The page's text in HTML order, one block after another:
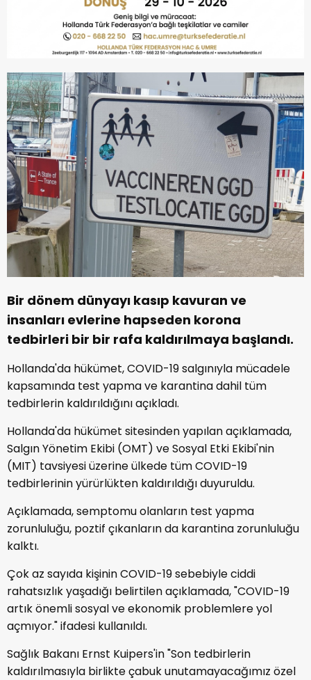
Bir dönem dünyayı kasıp kavuran ve
insanları evlerine hapseden korona
tedbirleri bir bir rafa kaldırılmaya başlandı.
Hollanda'da hükümet, COVID-19 salgınıyla mücadele
kapsamında test yapma ve karantina dahil tüm
tedbirlerin kaldırıldığını açıkladı.
Hollanda'da hükümet sitesinden yapılan açıklamada,
Salgın Yönetim Ekibi (OMT) ve Sosyal Etki Ekibi'nin
(MIT) tavsiyesi üzerine ülkede tüm COVID-19
tedbirlerinin yürürlükten kaldırıldığı duyuruldu.
Açıklamada, semptomu olanların test yapma
zorunluluğu, poztif çıkanların da karantina zorunluluğu
kalktı.
Çok az sayıda kişinin COVID-19 sebebiyle ciddi
rahatsızlık yaşadığı belirtilen açıklamada, "COVID-19
artık önemli sosyal ve ekonomik problemlere yol
açmıyor." ifadesi kullanıldı.
Sağlık Bakanı Ernst Kuipers'in "Son tedbirlerin
kaldırılmasıyla birlikte çabuk unutamayacağımız özel